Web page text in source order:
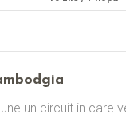
un circuit in care